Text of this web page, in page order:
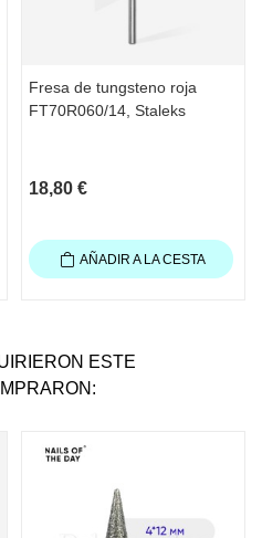
Fresa de tungsteno roja
FT70R060/14, Staleks
18,80 €
AÑADIR A LA CESTA
ESTE